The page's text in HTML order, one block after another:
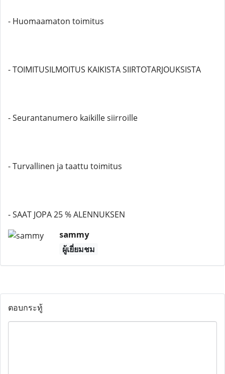
- Huomaamaton toimitus
- TOIMITUSILMOITUS KAIKISTA SIIRTOTARJOUKSISTA
- Seurantanumero kaikille siirroille
- Turvallinen ja taattu toimitus
- SAAT JOPA 25 % ALENNUKSEN
sammy
ผู้เยี่ยมชม
ตอบกระทู้